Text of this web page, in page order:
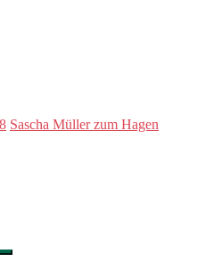
Sascha Müller zum Hagen